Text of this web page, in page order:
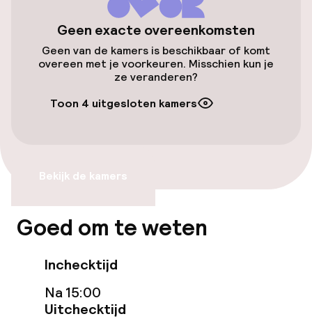
Lift
Entertainment
Gratis wifi
Restaurant
Eet- en drinkdiensten
Ontbijtbuffet
Geen exacte overeenkomsten
Geen van de kamers is beschikbaar of komt
overeen met je voorkeuren. Misschien kun je
ze veranderen?
Toon 4 uitgesloten kamers
Bekijk de kamers
Goed om te weten
Inchecktijd
Na 15:00
Uitchecktijd